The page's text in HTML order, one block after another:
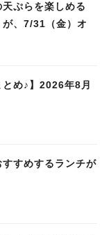
天ぷらを楽しめる
が、7/31（金）オ
とめ♪】2026年8月
すすめするランチが